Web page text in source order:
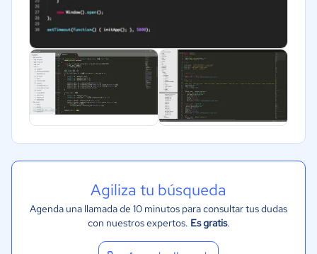
Agiliza tu búsqueda
Agenda una llamada de 10 minutos para consultar tus dudas
con nuestros expertos. Es gratis.